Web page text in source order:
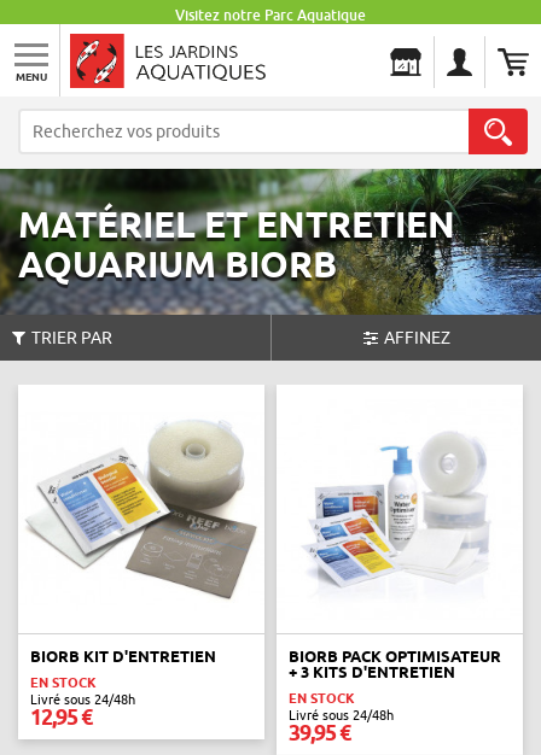
Visitez notre Parc Aquatique
MENU
MATÉRIEL ET ENTRETIEN
AQUARIUM BIORB
TRIER PAR AFFINEZ
BIORB KIT D'ENTRETIEN
EN STOCK
Livré sous 24/48h
12,95 €
BIORB PACK OPTIMISATEUR
+ 3 KITS D'ENTRETIEN
EN STOCK
Livré sous 24/48h
39,95 €